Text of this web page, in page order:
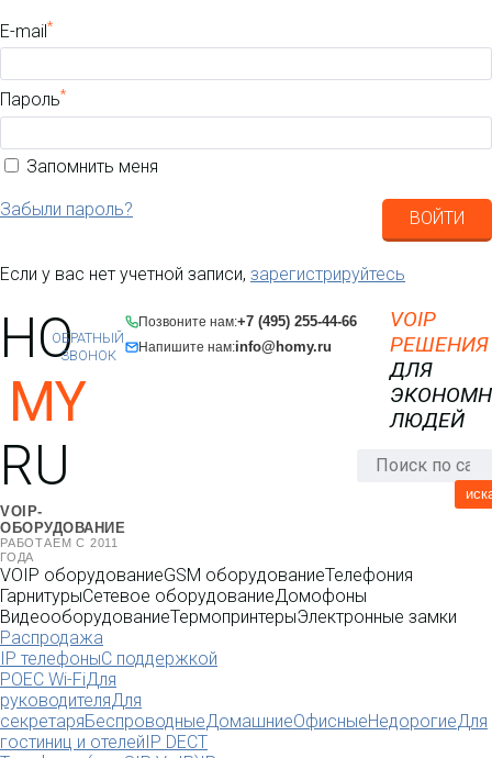
E-mail *
Пароль*
Запомнить меня
Забыли пароль? ВОЙТИ
Если у вас нет учетной записи, зарегистрируйтесь
HO
MY
RU
VOIP-
ОБОРУДОВАНИЕ
РАБОТАЕМ С 2011
ГОДА
Позвоните нам:+7 (495) 255-44-66
Напишите нам:info@homy.ru
ОБРАТНЫЙ
ЗВОНОК
VOIP
РЕШЕНИЯ
ДЛЯ
ЛЮДЕЙ
VOIP оборудованиеGSM оборудованиеТелефония
ГарнитурыСетевое оборудованиеДомофоны
ВидеооборудованиеТермопринтерыЭлектронные замки
Распродажа
IP телефоныС поддержкой
POEC Wi-FiДля
руководителяДля
секретаряБеспроводныеДомашниеОфисныеНедорогиеДля
гостиниц и отелейIP DECT